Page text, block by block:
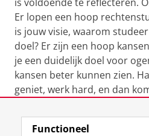
Er lopen een hoop
is jouw visie, waarom
doel? Er zijn een hoop
je een duidelijk doel voor
kansen beter kunnen zien.
geniet, werk hard, en dan
Laatst gewijzigd: 11 april
Functioneel